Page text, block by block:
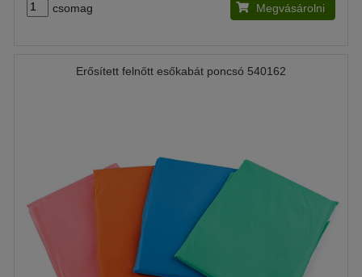
csomag Megvásárolni
Erősített felnőtt esőkabát poncsó 540162